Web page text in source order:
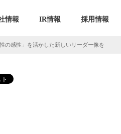
情報 IR情報 採用情報
の感性」を活かした新しいリーダー像を